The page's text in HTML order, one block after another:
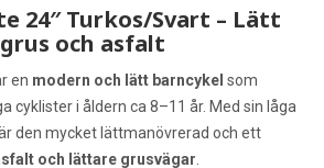
24″ Turkos/Svart – Lätt
och asfalt
en modern och lätt barncykel som
cyklister i åldern ca 8–11 år. Med sin låga
den mycket lättmanövrerad och ett
och lättare grusvägar